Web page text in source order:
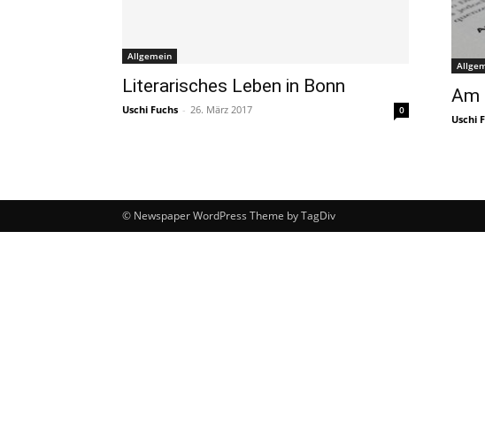
Allgemein
Literarisches Leben in Bonn
Uschi Fuchs - 26. März 2017 0
Am
Uschi
© Newspaper WordPress Theme by TagDiv